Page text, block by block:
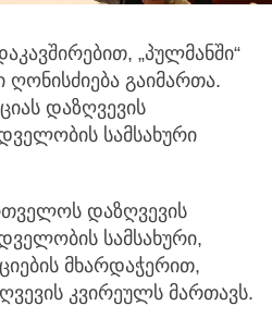
„პულმანში“
გაიმართა.
დაზღვევის
სამსახური
დაზღვევის
სამსახური,
მხარდაჭერით,
კვირეულს მართავს.